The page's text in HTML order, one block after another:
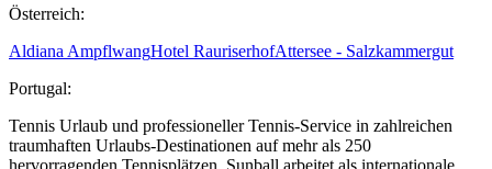
Österreich:
Aldiana AmpflwangHotel RauriserhofAttersee - Salzkammergut
Portugal:
Tennis Urlaub und professioneller Tennis-Service in zahlreichen
traumhaften Urlaubs-Destinationen auf mehr als 250